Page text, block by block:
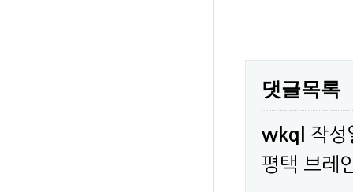
댓글목록
wkql
작
평택 브